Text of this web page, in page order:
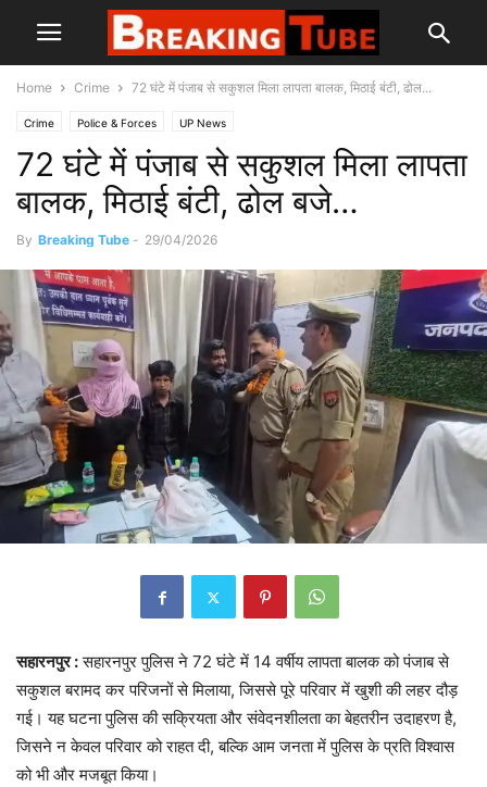
Home Crime 72 घंटे में पंजाब से सकुशल मिला लापता बालक, मिठाई बंटी, ढोल...
Crime Police & Forces UP News
72 घंटे में पंजाब से सकुशल मिला लापता
बालक, मिठाई बंटी, ढोल बजे…
By Breaking Tube - 29/04/2026
सहारनपुर :सहारनपुर पुलिस ने 72 घंटे में 14 वर्षीय लापता बालक को पंजाब से
सकुशल बरामद कर परिजनों से मिलाया, जिससे पूरे परिवार में खुशी की लहर दौड़
गई। यह घटना पुलिस की सक्रियता और संवेदनशीलता का बेहतरीन उदाहरण है,
जिसने न केवल परिवार को राहत दी, बल्कि आम जनता में पुलिस के प्रति विश्वास
को भी और मजबूत किया।